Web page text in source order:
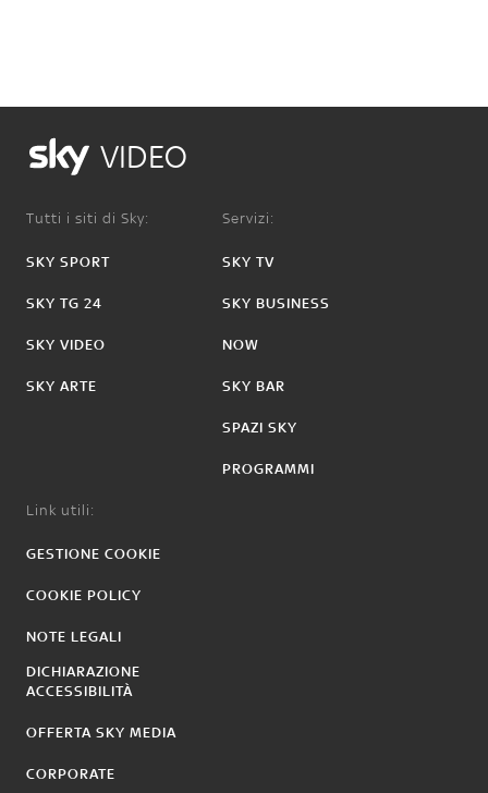
VIDEO
Tutti i siti di Sky:
SKY SPORT
SKY TG 24
SKY VIDEO
SKY ARTE
Servizi:
SKY TV
SKY BUSINESS
NOW
SKY BAR
SPAZI SKY
PROGRAMMI
Link utili:
GESTIONE COOKIE
COOKIE POLICY
NOTE LEGALI
DICHIARAZIONE
ACCESSIBILITÀ
OFFERTA SKY MEDIA
CORPORATE